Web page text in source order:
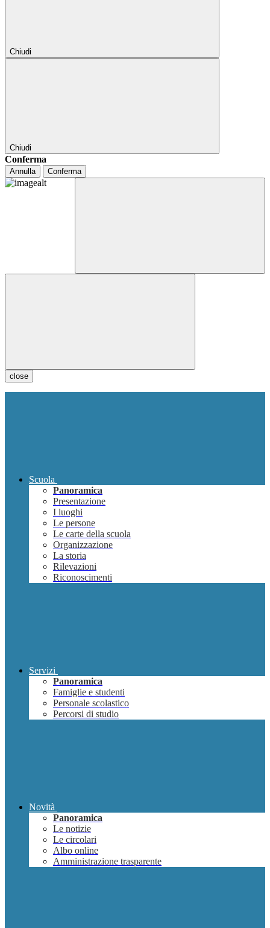
Chiudi
Chiudi
Conferma
Annulla Conferma
close
Scuola
Panoramica
Presentazione
I luoghi
Le persone
Le carte della scuola
Organizzazione
La storia
Rilevazioni
Riconoscimenti
Servizi
Panoramica
Famiglie e studenti
Personale scolastico
Percorsi di studio
Novità
Panoramica
Le notizie
Le circolari
Albo online
Amministrazione trasparente